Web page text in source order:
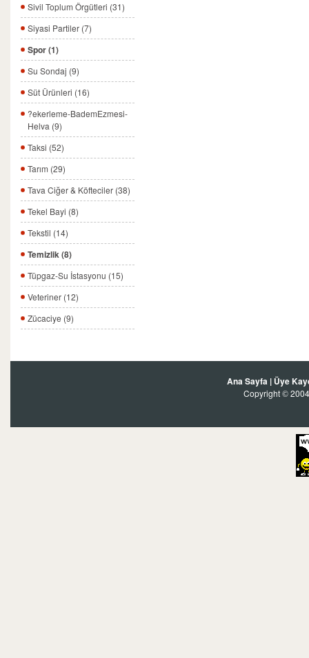
Sivil Toplum Örgütleri (31)
Siyasi Partiler (7)
Spor (1)
Su Sondaj (9)
Süt Ürünleri (16)
?ekerleme-BademEzmesi-
Helva (9)
Taksi (52)
Tarım (29)
Tava Ciğer & Köfteciler (38)
Tekel Bayi (8)
Tekstil (14)
Temizlik (8)
Tüpgaz-Su İstasyonu (15)
Veteriner (12)
Zücaciye (9)
Ana Sayfa | Üye
Copyright ©